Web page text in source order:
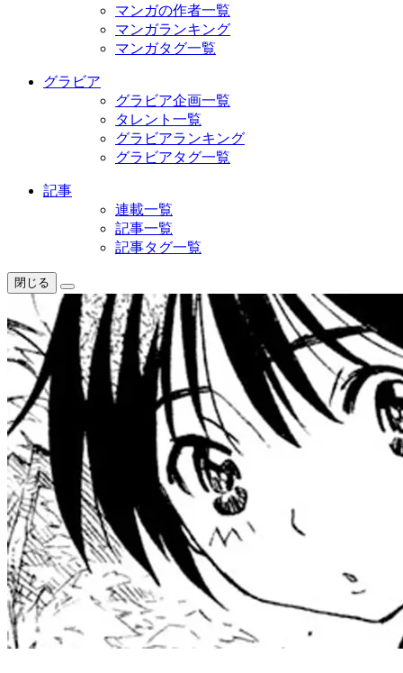
マンガの作者一覧
マンガランキング
マンガタグ一覧
グラビア
グラビア企画一覧
タレント一覧
グラビアランキング
グラビアタグ一覧
記事
連載一覧
記事一覧
記事タグ一覧
閉じる